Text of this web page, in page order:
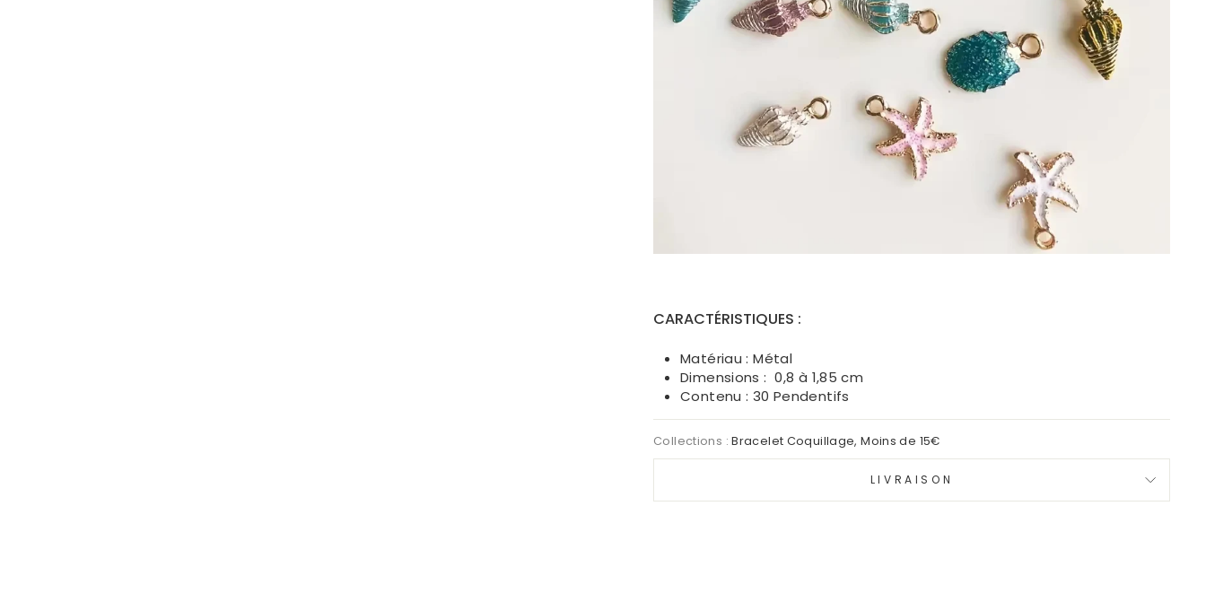
CARACTÉRISTIQUES :
Matériau : Métal
Dimensions : 0,8 à 1,85 cm
Contenu : 30 Pendentifs
Collections :Bracelet Coquillage,Moins de 15€
LIVRAISON